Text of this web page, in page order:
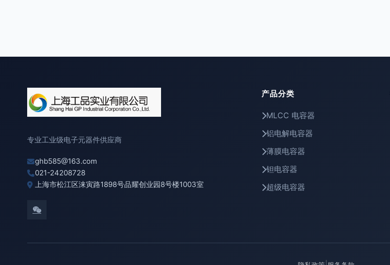
专业工业级电子元器件供应商
ghb585@163.com
021-24208728
上海市松江区涞寅路1898号品耀创业园8号楼1003室
产品分类
MLCC 电容器
铝电解电容器
薄膜电容器
钽电容器
超级电容器